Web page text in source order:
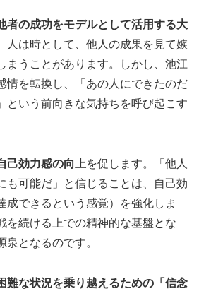
者の成功をモデルとして活用する大
人は時として、他人の成果を見て嫉
まうことがあります。しかし、池江
情を転換し、「あの人にできたのだ
という前向きな気持ちを呼び起こす
己効力感の向上を促します。「他人
も可能だ」と信じることは、自己効
成できるという感覚）を強化しま
を続ける上での精神的な基盤とな
泉となるのです。
難な状況を乗り越えるための「信念